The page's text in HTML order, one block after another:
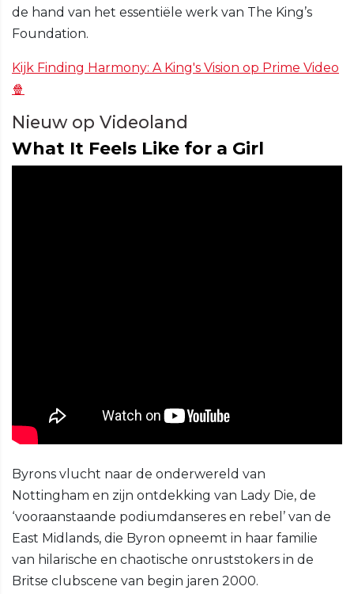
de hand van het essentiële werk van The King’s
Foundation.
Kijk Finding Harmony: A King's Vision op Prime Video
🍿
Nieuw op Videoland
What It Feels Like for a Girl
Byrons vlucht naar de onderwereld van
Nottingham en zijn ontdekking van Lady Die, de
‘vooraanstaande podiumdanseres en rebel’ van de
East Midlands, die Byron opneemt in haar familie
van hilarische en chaotische onruststokers in de
Britse clubscene van begin jaren 2000.